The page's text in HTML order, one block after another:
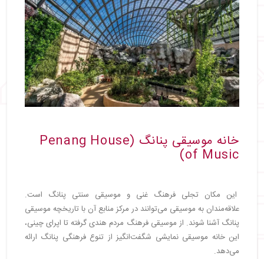
خانه موسیقی پنانگ (Penang House
of Music)
این مکان تجلی فرهنگ غنی و موسیقی سنتی پنانگ است.
علاقه‌مندان به موسیقی می‌توانند در مرکز منابع آن با تاریخچه موسیقی
پنانگ آشنا شوند. از موسیقی فرهنگ مردم هندی گرفته تا اپرای چینی،
این خانه موسیقی نمایشی شگفت‌انگیز از تنوع فرهنگی پنانگ ارائه
می‌دهد.